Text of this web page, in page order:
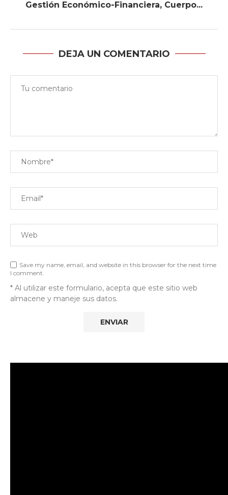
Gestión Económico-Financiera, Cuerpo...
DEJA UN COMENTARIO
Save my name, email, and website in this browser for the next time
I comment.
* Al utilizar este formulario, acepta que este sitio web
almacene y maneje sus datos.